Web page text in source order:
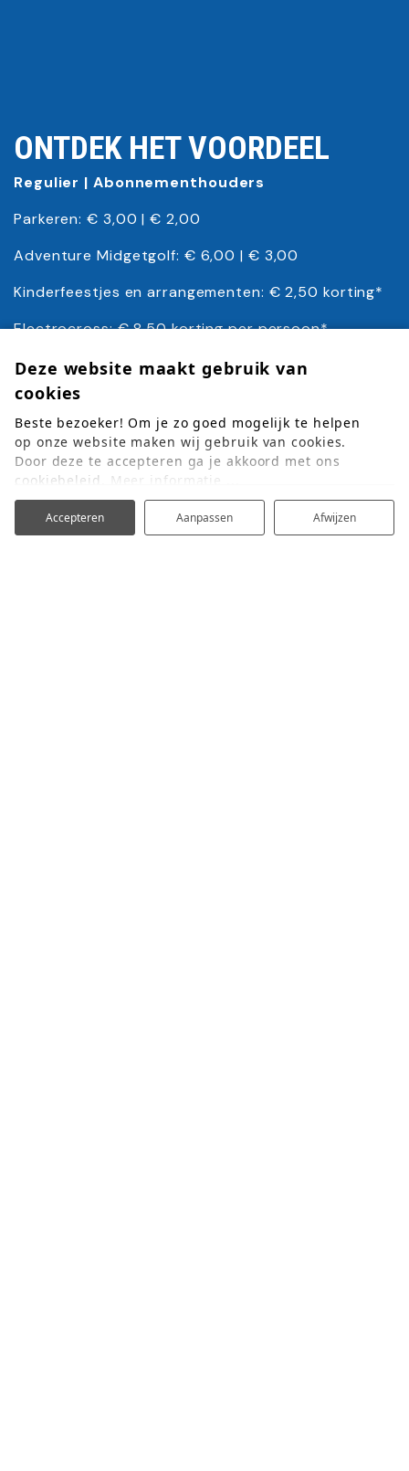
ONTDEK HET VOORDEEL
Regulier | Abonnementhouders
Parkeren: € 3,00 | € 2,00
Adventure Midgetgolf: € 6,00 | € 3,00
Kinderfeestjes en arrangementen: € 2,50 korting*
Electrocross: € 8,50 korting per persoon*
*Voor abonnementshouders
Deze website maakt gebruik van
cookies
Beste bezoeker! Om je zo goed mogelijk te helpen
op onze website maken wij gebruik van cookies.
Door deze te accepteren ga je akkoord met ons
cookiebeleid.
Meer informatie ...
Accepteren Aanpassen Afwijzen